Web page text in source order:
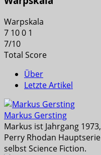
Warpskala
7 100 1
7/10
Total Score
Über
Letzte Artikel
Markus Gersting
Markus ist Jahrgang
Perry Rhodan
selbst Science Fiction.